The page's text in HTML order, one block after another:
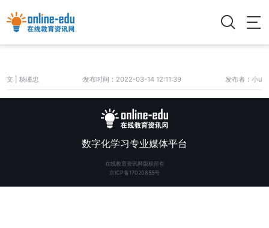
文 | 杨谨忠 发布时间：2022-03-14 12:11:39 发布者：小u
数字化学习专业媒体平台
在线教育资讯网版权所有
京ICP备17020855号